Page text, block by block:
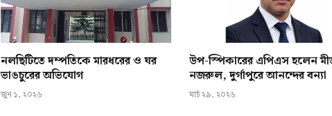
নলছিটিতে দম্পতিকে মারধরের ও ঘর
ভাঙচুরের অভিযোগ
জুন ১, ২০২৬
উপ-স্পিকারের এপিএস হলেন
নজরুল, দুর্গাপুরে আনন্দের বন্যা
মার্চ ২৯, ২০২৬